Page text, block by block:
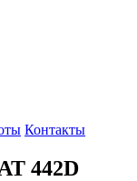
Контакты
442D